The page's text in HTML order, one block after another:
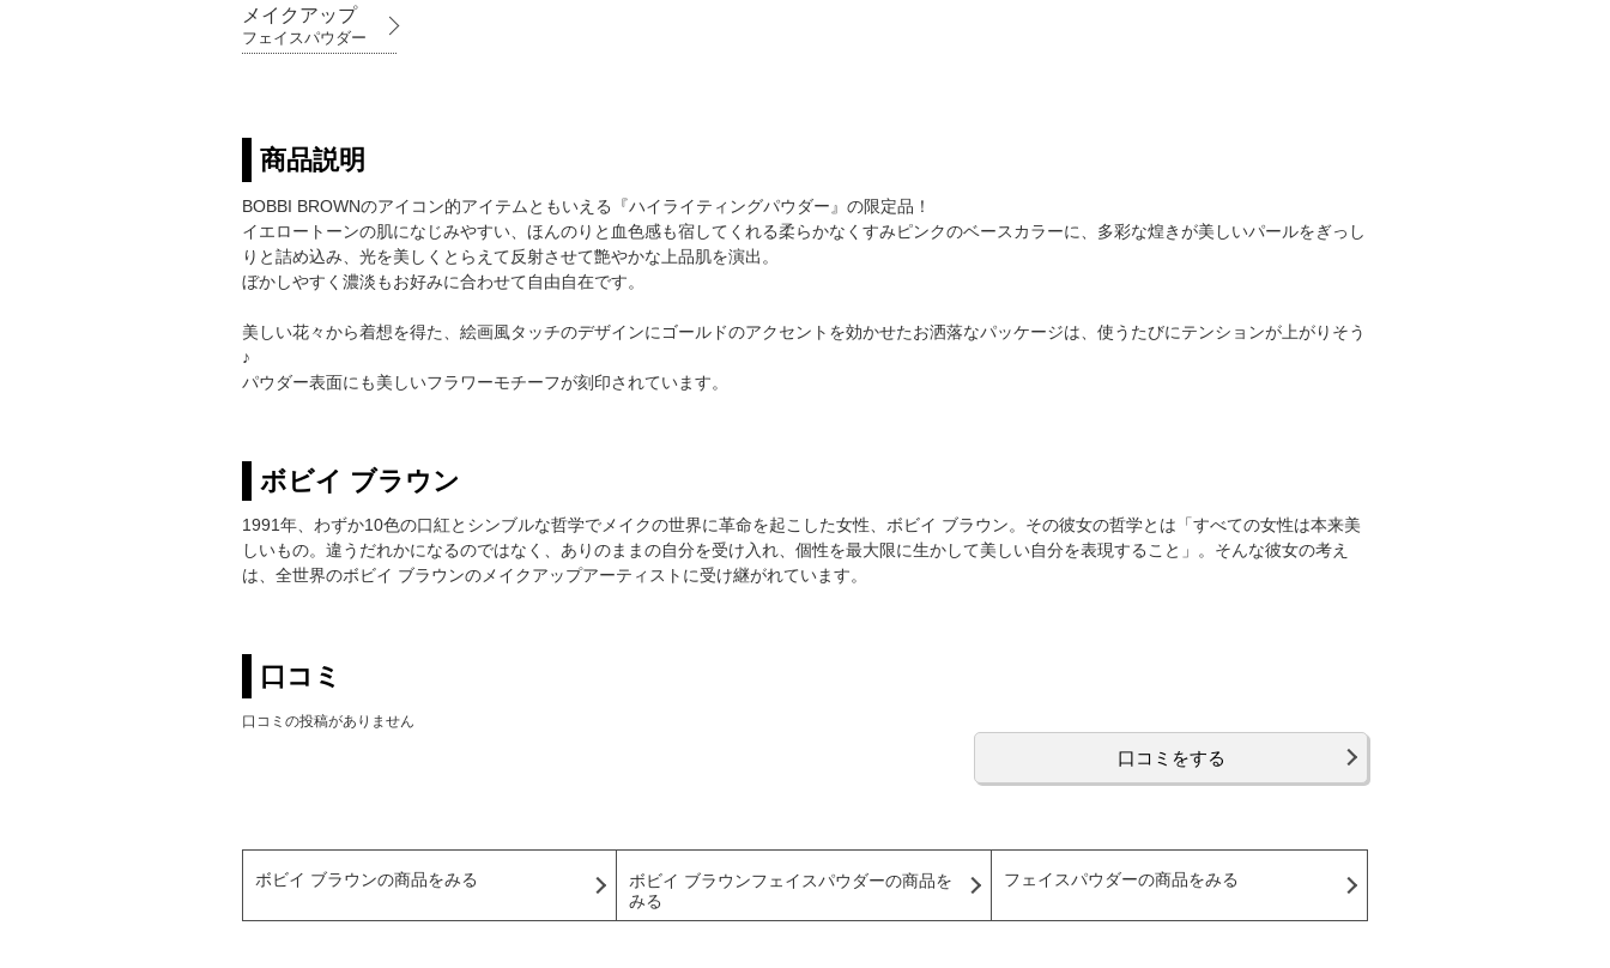
メイクアップ
フェイスパウダー
商品説明
BOBBI BROWNのアイコン的アイテムともいえる『ハイライティングパウダー』の限定品！
イエロートーンの肌になじみやすい、ほんのりと血色感も宿してくれる柔らかなくすみピンクのベースカラーに、多彩な煌きが美しいパールをぎっし
りと詰め込み、光を美しくとらえて反射させて艶やかな上品肌を演出。
ぼかしやすく濃淡もお好みに合わせて自由自在です。
美しい花々から着想を得た、絵画風タッチのデザインにゴールドのアクセントを効かせたお洒落なパッケージは、使うたびにテンションが上がりそう
♪
パウダー表面にも美しいフラワーモチーフが刻印されています。
ボビイ ブラウン
1991年、わずか10色の口紅とシンブルな哲学でメイクの世界に革命を起こした女性、ボビイ ブラウン。その彼女の哲学とは「すべての女性は本来美
しいもの。違うだれかになるのではなく、ありのままの自分を受け入れ、個性を最大限に生かして美しい自分を表現すること」。そんな彼女の考え
は、全世界のボビイ ブラウンのメイクアップアーティストに受け継がれています。
口コミ
口コミの投稿がありません
口コミをする
ボビイ ブラウンの商品をみる
ボビイ ブラウンフェイスパウダーの商品を
みる
フェイスパウダーの商品をみる